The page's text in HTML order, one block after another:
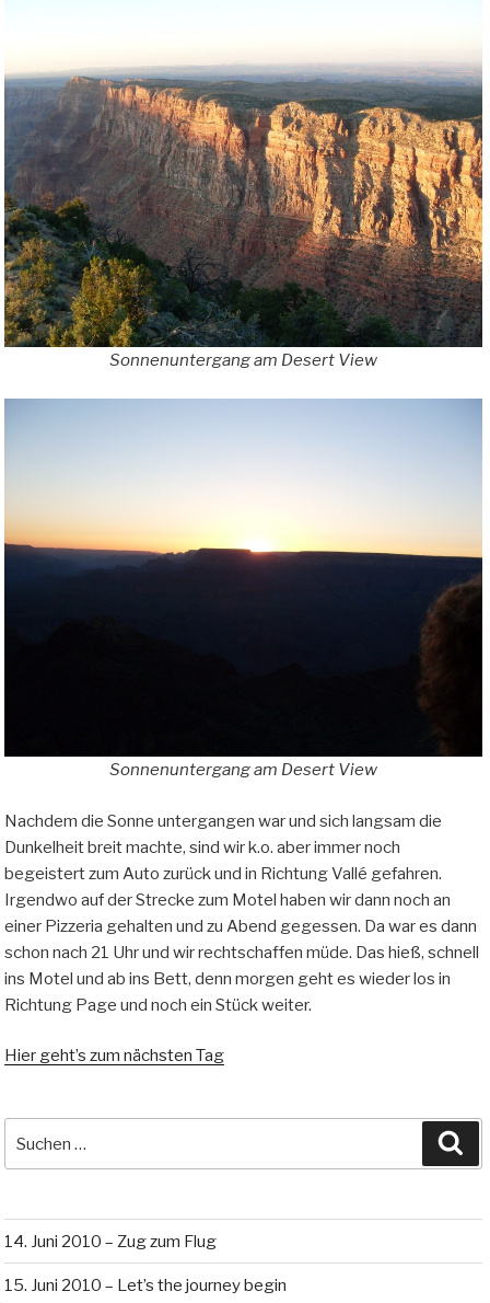
Sonnenuntergang am Desert View
Sonnenuntergang am Desert View
Nachdem die Sonne untergangen war und sich langsam die
Dunkelheit breit machte, sind wir k.o. aber immer noch
begeistert zum Auto zurück und in Richtung Vallé gefahren.
Irgendwo auf der Strecke zum Motel haben wir dann noch an
einer Pizzeria gehalten und zu Abend gegessen. Da war es dann
schon nach 21 Uhr und wir rechtschaffen müde. Das hieß, schnell
ins Motel und ab ins Bett, denn morgen geht es wieder los in
Richtung Page und noch ein Stück weiter.
Hier geht’s zum nächsten Tag
nach:
14. Juni 2010 – Zug zum Flug
15. Juni 2010 – Let’s the journey begin